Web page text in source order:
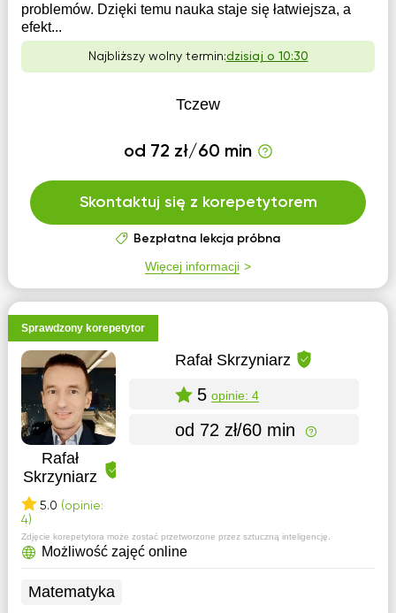
problemów. Dzięki temu nauka staje się łatwiejsza, a
efekt...
Najbliższy wolny termin:dzisiaj o 10:30
Tczew
od 72 zł/60 min
Skontaktuj się z korepetytorem
Bezpłatna lekcja próbna
Więcej informacji
Sprawdzony korepetytor
Rafał
Skrzyniarz
5.0 (opinie:
4)
Rafał Skrzyniarz
5 opinie: 4
od 72 zł/60 min
Zdjęcie korepetytora może zostać przetworzone przez sztuczną inteligencję.
Możliwość zajęć online
Matematyka